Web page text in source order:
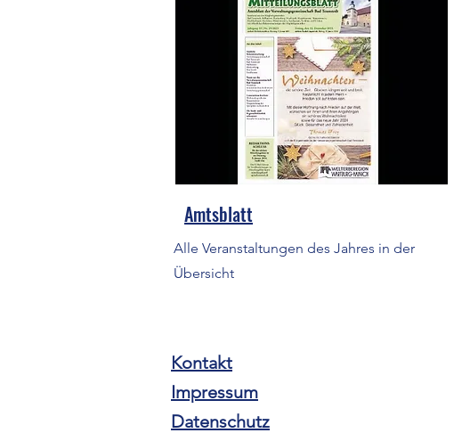
Amtsblatt
Alle Veranstaltungen des Jahres in der
Übersicht
Kontakt
Impressum
Datenschutz